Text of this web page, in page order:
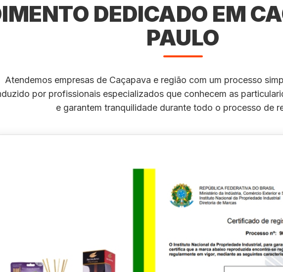
DEDICADO EM
PAULO
Atendemos empresas de Caçapava e região com um processo
por profissionais especializados que conhecem as
e garantem tranquilidade durante todo o processo de